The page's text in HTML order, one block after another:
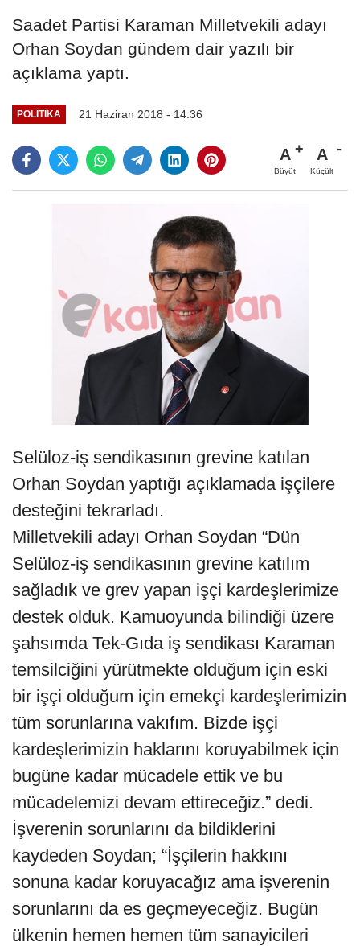
Saadet Partisi Karaman Milletvekili adayı
Orhan Soydan gündem dair yazılı bir
açıklama yaptı.
POLITIKA 21 Haziran 2018 - 14:36
A
Büyüt
A
Küçült
Selüloz-iş sendikasının grevine katılan
Orhan Soydan yaptığı açıklamada işçilere
desteğini tekrarladı.
Milletvekili adayı Orhan Soydan “Dün
Selüloz-iş sendikasının grevine katılım
sağladık ve grev yapan işçi kardeşlerimize
destek olduk. Kamuoyunda bilindiği üzere
şahsımda Tek-Gıda iş sendikası Karaman
temsilciğini yürütmekte olduğum için eski
bir işçi olduğum için emekçi kardeşlerimizin
tüm sorunlarına vakıfım. Bizde işçi
kardeşlerimizin haklarını koruyabilmek için
bugüne kadar mücadele ettik ve bu
mücadelemizi devam ettireceğiz.” dedi.
İşverenin sorunlarını da bildiklerini
kaydeden Soydan; “İşçilerin hakkını
sonuna kadar koruyacağız ama işverenin
sorunlarını da es geçmeyeceğiz. Bugün
ülkenin hemen hemen tüm sanayicileri